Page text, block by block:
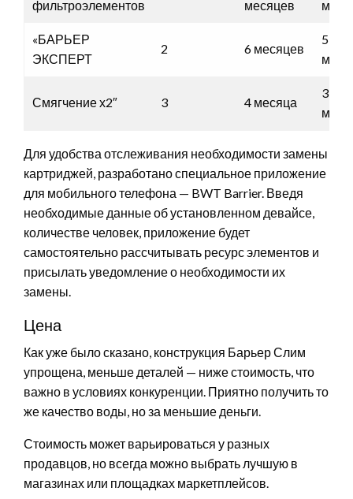
фильтроэлементов
месяцев
«БАРЬЕР
ЭКСПЕРТ
2 6 месяцев
5
Смягчение х2″ 3 4 месяца
3,5
Для удобства отслеживания необходимости замены
картриджей, разработано специальное приложение
для мобильного телефона — BWT Barrier. Введя
необходимые данные об установленном девайсе,
количестве человек, приложение будет
самостоятельно рассчитывать ресурс элементов и
присылать уведомление о необходимости их
замены.
Цена
Как уже было сказано, конструкция Барьер Слим
упрощена, меньше деталей — ниже стоимость, что
важно в условиях конкуренции. Приятно получить то
же качество воды, но за меньшие деньги.
Стоимость может варьироваться у разных
продавцов, но всегда можно выбрать лучшую в
магазинах или площадках маркетплейсов.